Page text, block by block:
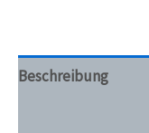
0,50
Beschreibung